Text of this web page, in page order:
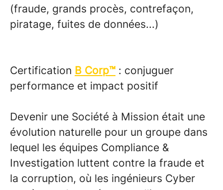
(fraude, grands procès, contrefaçon,
piratage, fuites de données...)
Certification B Corp™ : conjuguer
performance et impact positif
Devenir une Société à Mission était une
évolution naturelle pour un groupe dans
lequel les équipes Compliance &
Investigation luttent contre la fraude et
la corruption, où les ingénieurs Cyber